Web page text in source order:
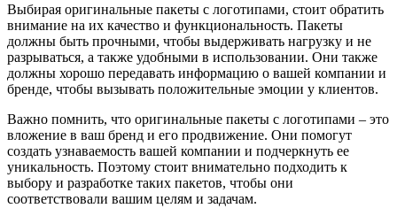
Выбирая оригинальные пакеты с логотипами, стоит обратить
внимание на их качество и функциональность. Пакеты
должны быть прочными, чтобы выдерживать нагрузку и не
разрываться, а также удобными в использовании. Они также
должны хорошо передавать информацию о вашей компании и
бренде, чтобы вызывать положительные эмоции у клиентов.
Важно помнить, что оригинальные пакеты с логотипами – это
вложение в ваш бренд и его продвижение. Они помогут
создать узнаваемость вашей компании и подчеркнуть ее
уникальность. Поэтому стоит внимательно подходить к
выбору и разработке таких пакетов, чтобы они
соответствовали вашим целям и задачам.